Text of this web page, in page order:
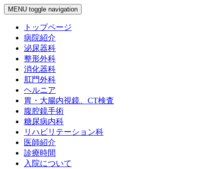
MENU toggle navigation
トップページ
病院紹介
泌尿器科
整形外科
消化器科
肛門外科
ヘルニア
胃・大腸内視鏡、CT検査
腹腔鏡手術
糖尿病内科
リハビリテーション科
医師紹介
診療時間
入院について